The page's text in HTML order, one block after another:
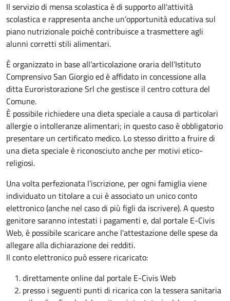
Il servizio di mensa scolastica è di supporto all'attività
scolastica e rappresenta anche un’opportunità educativa sul
piano nutrizionale poichè contribuisce a trasmettere agli
alunni corretti stili alimentari.
È organizzato in base all’articolazione oraria dell’Istituto
Comprensivo San Giorgio ed è affidato in concessione alla
ditta Euroristorazione Srl che gestisce il centro cottura del
Comune.
È possibile richiedere una dieta speciale a causa di particolari
allergie o intolleranze alimentari; in questo caso è obbligatorio
presentare un certificato medico. Lo stesso diritto a fruire di
una dieta speciale è riconosciuto anche per motivi etico-
religiosi.
Una volta perfezionata l’iscrizione, per ogni famiglia viene
individuato un titolare a cui è associato un unico conto
elettronico (anche nel caso di più figli da iscrivere). A questo
genitore saranno intestati i pagamenti e, dal portale E-Civis
Web, è possibile scaricare anche l'attestazione delle spese da
allegare alla dichiarazione dei redditi.
Il conto elettronico può essere ricaricato:
direttamente online dal portale E-Civis Web
presso i seguenti punti di ricarica con la tessera sanitaria